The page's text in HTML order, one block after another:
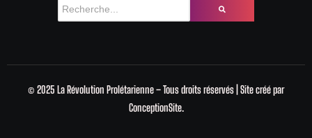
© 2025 La Révolution Prolétarienne – Tous droits réservés | Site créé par
ConceptionSite.